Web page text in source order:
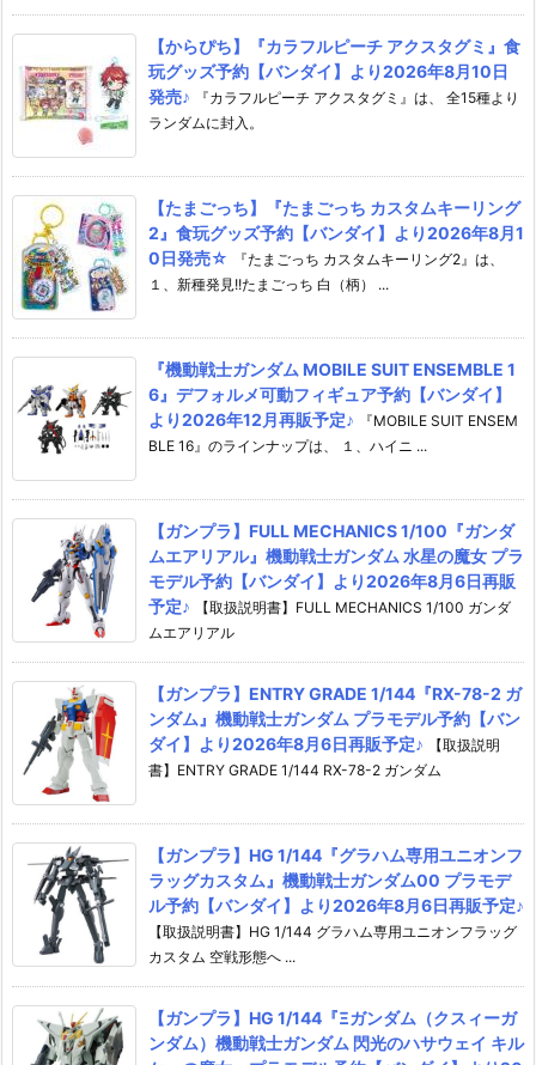
【からぴち】『カラフルピーチ アクスタグミ』食
玩グッズ予約【バンダイ】より2026年8月10日
発売♪
『カラフルピーチ アクスタグミ』は、 全15種より
ランダムに封入。
【たまごっち】『たまごっち カスタムキーリング
2』食玩グッズ予約【バンダイ】より2026年8月1
0日発売☆
『たまごっち カスタムキーリング2』は、
１、新種発見!!たまごっち 白（柄） ...
『機動戦士ガンダム MOBILE SUIT ENSEMBLE 1
6』デフォルメ可動フィギュア予約【バンダイ】
より2026年12月再販予定♪
『MOBILE SUIT ENSEM
BLE 16』のラインナップは、 １、ハイニ ...
【ガンプラ】FULL MECHANICS 1/100『ガンダ
ムエアリアル』機動戦士ガンダム 水星の魔女 プラ
モデル予約【バンダイ】より2026年8月6日再販
予定♪
【取扱説明書】FULL MECHANICS 1/100 ガンダ
ムエアリアル
【ガンプラ】ENTRY GRADE 1/144『RX-78-2 ガ
ンダム』機動戦士ガンダム プラモデル予約【バン
ダイ】より2026年8月6日再販予定♪
【取扱説明
書】ENTRY GRADE 1/144 RX-78-2 ガンダム
【ガンプラ】HG 1/144『グラハム専用ユニオンフ
ラッグカスタム』機動戦士ガンダム00 プラモデ
ル予約【バンダイ】より2026年8月6日再販予定♪
【取扱説明書】HG 1/144 グラハム専用ユニオンフラッグ
カスタム 空戦形態へ ...
【ガンプラ】HG 1/144『Ξガンダム（クスィーガ
ンダム）機動戦士ガンダム 閃光のハサウェイ キル